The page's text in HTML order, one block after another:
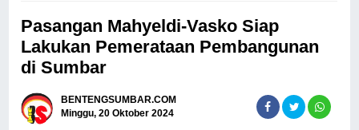
Pasangan Mahyeldi-Vasko Siap
Lakukan Pemerataan Pembangunan
di Sumbar
BENTENGSUMBAR.COM
Minggu, 20 Oktober 2024